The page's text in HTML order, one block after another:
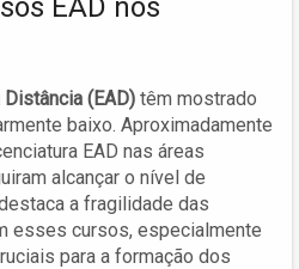
EAD nos
Distância (EAD) têm mostrado
baixo. Aproximadamente
EAD nas áreas
alcançar o nível de
a fragilidade das
esses cursos, especialmente
para a formação dos